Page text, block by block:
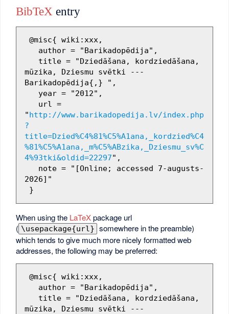
BibTeX entry
mūzika, Dziesmu svētki ---
Barikadopēdija{,} ",
"http://www.barikadopedija.lv/index.php
?
title=Dzied%C4%81%C5%A1ana,_kordzied%C4
%81%C5%A1ana,_m%C5%ABzika,_Dziesmu_sv%C
4%93tki&oldid=22297",
2026]"
When using the LaTeXpackage url
( \usepackage{url} somewhere in the preamble)
which tends to give much more nicely formatted web
addresses, the following may be preferred:
mūzika, Dziesmu svētki ---